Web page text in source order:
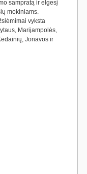
sampratą ir elgesį
mokiniams.
vyksta
Marijampolės,
Jonavos ir